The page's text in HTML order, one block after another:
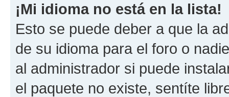
¡Mi idioma no está en la lista!
Esto se puede deber a que la
de su idioma para el foro o
al administrador si puede
el paquete no existe, sentíte